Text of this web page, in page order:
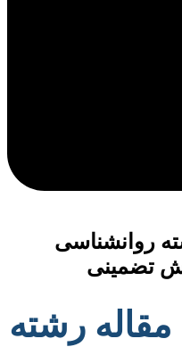
روانشناسی
تضمینی
رشته